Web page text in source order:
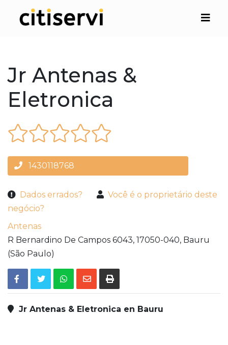
Jr Antenas &
Eletronica
1430118768
Dados errados?
Você é o proprietário deste
negócio?
Antenas
R Bernardino De Campos 6043, 17050-040, Bauru
(São Paulo)
Jr Antenas & Eletronica en Bauru